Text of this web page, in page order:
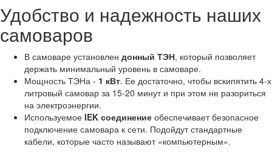
Удобство и надежность наших
самоваров
В самоваре установлен донный ТЭН, который позволяет
держать минимальный уровень в самоваре.
Мощность ТЭНа - 1 кВт. Ее достаточно, чтобы вскипятить 4-х
литровый самовар за 15-20 минут и при этом не разориться
на электроэнергии.
Используемое IEK соединение обеспечивает безопасное
подключение самовара к сети. Подойдут стандартные
кабели, которые часто называют «компьютерным».